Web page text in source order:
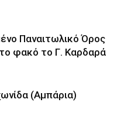
Παναιτωλικό Όρος
φακό το Γ. Καρδαρά
(Αμπάρια)